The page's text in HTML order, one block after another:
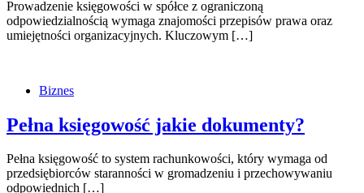
Prowadzenie księgowości w spółce z ograniczoną
odpowiedzialnością wymaga znajomości przepisów prawa oraz
umiejętności organizacyjnych. Kluczowym […]
Biznes
Pełna księgowość jakie dokumenty?
Pełna księgowość to system rachunkowości, który wymaga od
przedsiębiorców staranności w gromadzeniu i przechowywaniu
odpowiednich […]